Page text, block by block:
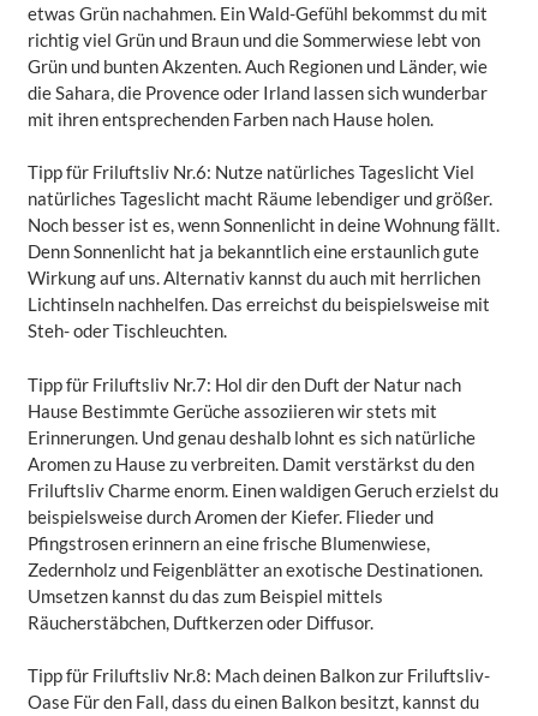
etwas Grün nachahmen. Ein Wald-Gefühl bekommst du mit
richtig viel Grün und Braun und die Sommerwiese lebt von
Grün und bunten Akzenten. Auch Regionen und Länder, wie
die Sahara, die Provence oder Irland lassen sich wunderbar
mit ihren entsprechenden Farben nach Hause holen.
Tipp für Friluftsliv Nr.6: Nutze natürliches Tageslicht Viel
natürliches Tageslicht macht Räume lebendiger und größer.
Noch besser ist es, wenn Sonnenlicht in deine Wohnung fällt.
Denn Sonnenlicht hat ja bekanntlich eine erstaunlich gute
Wirkung auf uns. Alternativ kannst du auch mit herrlichen
Lichtinseln nachhelfen. Das erreichst du beispielsweise mit
Steh- oder Tischleuchten.
Tipp für Friluftsliv Nr.7: Hol dir den Duft der Natur nach
Hause Bestimmte Gerüche assoziieren wir stets mit
Erinnerungen. Und genau deshalb lohnt es sich natürliche
Aromen zu Hause zu verbreiten. Damit verstärkst du den
Friluftsliv Charme enorm. Einen waldigen Geruch erzielst du
beispielsweise durch Aromen der Kiefer. Flieder und
Pfingstrosen erinnern an eine frische Blumenwiese,
Zedernholz und Feigenblätter an exotische Destinationen.
Umsetzen kannst du das zum Beispiel mittels
Räucherstäbchen, Duftkerzen oder Diffusor.
Tipp für Friluftsliv Nr.8: Mach deinen Balkon zur Friluftsliv-
Oase Für den Fall, dass du einen Balkon besitzt, kannst du